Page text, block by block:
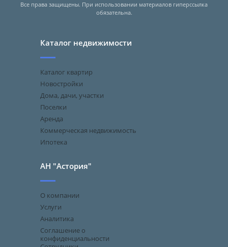
Все права защищены. При использовании материалов гиперссылка
обязательна.
Каталог недвижимости
Каталог квартир
Новостройки
Дома, дачи, участки
Поселки
Аренда
Коммерческая недвижимость
Ипотека
АН "Астория"
О компании
Услуги
Аналитика
Соглашение о
конфиденциальности